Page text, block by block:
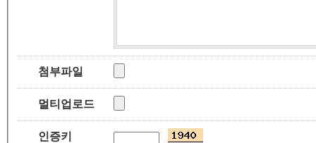
첨부파일
멀티업로드
인증키